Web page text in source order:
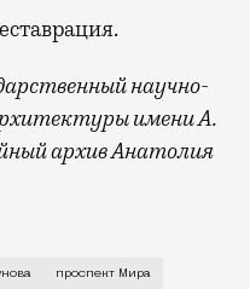
научно-
имени А.
архив Анатолия
в Мещанской
проспект Мира